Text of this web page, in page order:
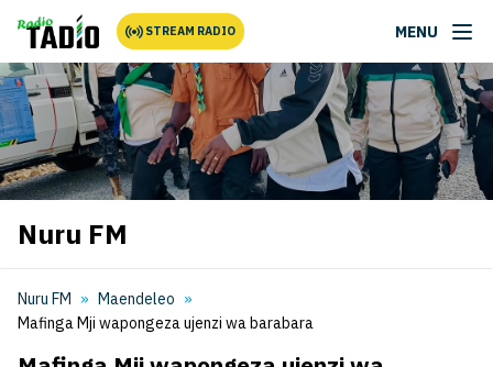
STREAM RADIO MENU
Nuru FM
Nuru FM
Maendeleo
Mafinga Mji wapongeza ujenzi wa barabara